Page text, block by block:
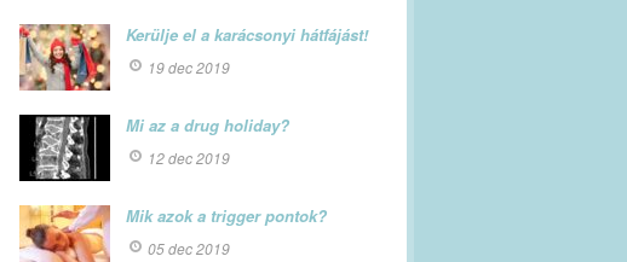
Kerülje el a karácsonyi hátfájást!
19 dec 2019
Mi az a drug holiday?
12 dec 2019
Mik azok a trigger pontok?
05 dec 2019